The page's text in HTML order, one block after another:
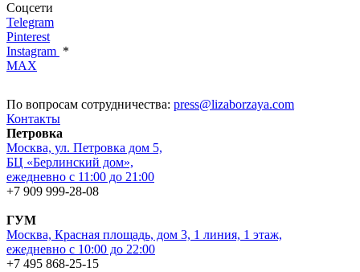
Соцсети
Telegram
Pinterest
Instagram *
MAX
По вопросам сотрудничества: press@lizaborzaya.com
Контакты
Петровка
Москва, ул. Петровка дом 5,
БЦ «Берлинский дом»,
ежедневно с 11:00 до 21:00
+7 909 999-28-08
ГУМ
Москва, Красная площадь, дом 3, 1 линия, 1 этаж,
ежедневно с 10:00 до 22:00
+7 495 868-25-15